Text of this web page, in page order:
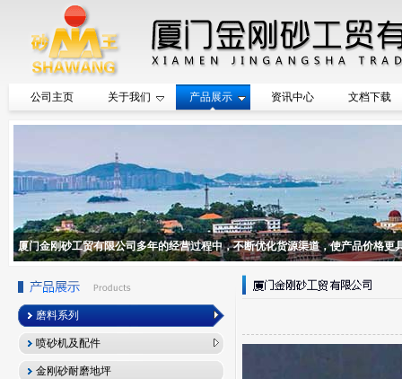
公司主页 关于我们 产品展示 资讯中心 文档下载
厦门金刚砂工贸有限公司多年的经营过程中，不断优化货源渠道，使产品价格更
磨料系列
喷砂机及配件
金刚砂耐磨地坪